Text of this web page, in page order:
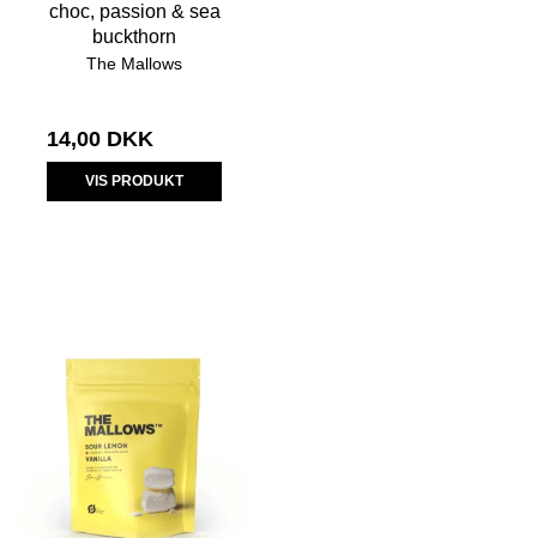
choc, passion & sea
buckthorn
The Mallows
14,00 DKK
VIS PRODUKT